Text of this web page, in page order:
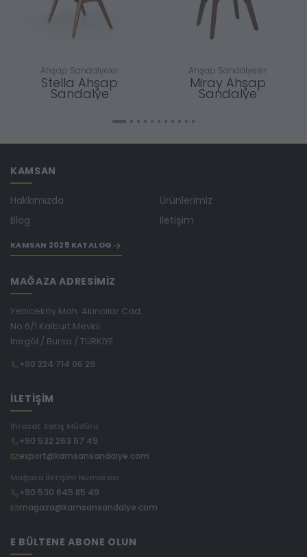
Ahşap Sandalyeler
Stella Ahşap
Sandalye
Ahşap Sandalyeler
Miray Ahşap
Sandalye
KAMSAN
Hakkımızda Ürünlerimiz
Blog İletişim
KAMSAN 2025 KATALOG
MAĞAZA ADRESİMİZ
Yeniceköy Mah. Akıncılar Cad.
No:6/1 Kalburt Mevkii
İnegöl / Bursa / TÜRKİYE
+90 224 714 06 29
İLETİŞİM
İhracat Satış Müdürü
+90 532 263 67 49
export@kamsansandalye.com
Mağaza İletişim Numarası
+90 530 645 85 49
magaza@kamsansandalye.com
E BÜLTENE ABONE OLUN